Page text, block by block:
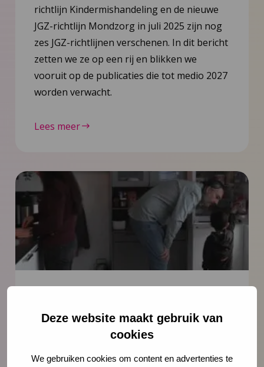
Deze website maakt gebruik van
cookies
We gebruiken cookies om content en advertenties te
richtlijn Kindermishandeling en de nieuwe
JGZ-richtlijn Mondzorg in juli 2025 zijn nog
zes JGZ-richtlijnen verschenen. In dit bericht
zetten we ze op een rij en blikken we
vooruit op de publicaties die tot medio 2027
worden verwacht.
Lees meer
Documentaire Integrale Vroeghulp
‘Je voelt dat er iets niet klopt’
In deze mini-documentaire volgen we drie